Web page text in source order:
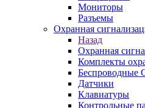
Мониторы
Разъемы
Охранная
Назад
Охранная
Комплекты
Беспроводные
Датчики
Клавиатуры
Контрольные